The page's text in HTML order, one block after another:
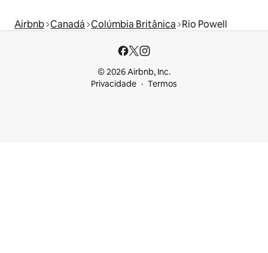
Airbnb Canadá Colúmbia Britânica Rio Powell
© 2026 Airbnb, Inc.
Privacidade
Termos